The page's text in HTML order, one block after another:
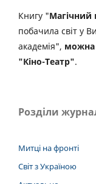
Книгу "Магічний
побачила світ у
академія", можна
"Кіно-Театр".
Розділи
Митці на фронті
Світ з Україною